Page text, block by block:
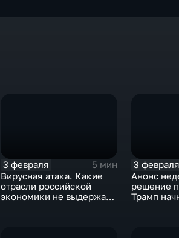
3 февраля
5 мин
Вирусная атака. Какие
отрасли российской
экономики не выдержат
3 февраля
Анонс
решение
Трамп